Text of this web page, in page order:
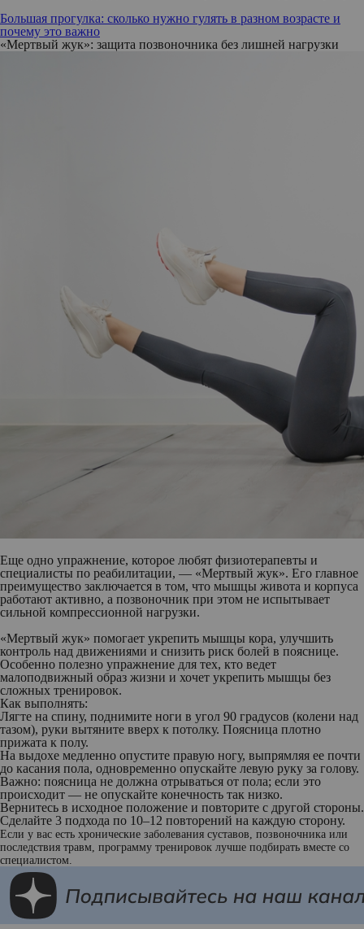
Большая прогулка: сколько нужно гулять в разном возрасте и
почему это важно
«Мертвый жук»: защита позвоночника без лишней нагрузки
Еще одно упражнение, которое любят физиотерапевты и
специалисты по реабилитации, — «Мертвый жук». Его главное
преимущество заключается в том, что мышцы живота и корпуса
работают активно, а позвоночник при этом не испытывает
сильной компрессионной нагрузки.
«Мертвый жук» помогает укрепить мышцы кора, улучшить
контроль над движениями и снизить риск болей в пояснице.
Особенно полезно упражнение для тех, кто ведет
малоподвижный образ жизни и хочет укрепить мышцы без
сложных тренировок.
Как выполнять:
Лягте на спину, поднимите ноги в угол 90 градусов (колени над
тазом), руки вытяните вверх к потолку. Поясница плотно
прижата к полу.
На выдохе медленно опустите правую ногу, выпрямляя ее почти
до касания пола, одновременно опускайте левую руку за голову.
Важно: поясница не должна отрываться от пола; если это
происходит — не опускайте конечность так низко.
Вернитесь в исходное положение и повторите с другой стороны.
Сделайте 3 подхода по 10–12 повторений на каждую сторону.
Если у вас есть хронические заболевания суставов, позвоночника или
последствия травм, программу тренировок лучше подбирать вместе со
специалистом.